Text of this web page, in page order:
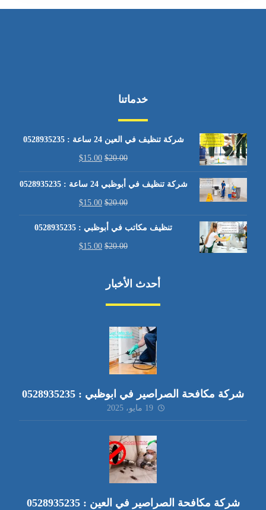
خدماتنا
شركة تنظيف في العين 24 ساعة : 0528935235
$20.00
$15.00
شركة تنظيف في أبوظبي 24 ساعة : 0528935235
$20.00
$15.00
تنظيف مكاتب في أبوظبي : 0528935235
$20.00
$15.00
أحدث الأخبار
شركة مكافحة الصراصير في ابوظبي : 0528935235
19 مايو، 2025
شركة مكافحة الصراصير في العين : 0528935235